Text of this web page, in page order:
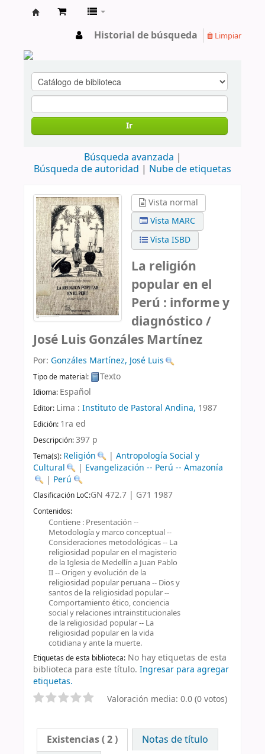
Historial de búsqueda Limpiar
Ir
Búsqueda avanzada
Búsqueda de autoridad
Nube de etiquetas
Vista normal
Vista MARC
Vista ISBD
La religión
popular en el
Perú : informe y
diagnóstico /
José Luis Gonzáles Martínez
Por: Gonzáles Martínez, José Luis
Tipo de material: Texto
Idioma: Español
Editor: Lima : Instituto de Pastoral Andina, 1987
Edición: 1ra ed
Descripción:397 p
Tema(s): Religión |Antropología Social y
Cultural
| Evangelización -- Perú -- Amazonía
| Perú
Clasificación LoC:GN 472.7 | G71 1987
Contenidos:
Contiene : Presentación --
Metodología y marco conceptual --
Consideraciones metodológicas -- La
religiosidad popular en el magisterio
de la Iglesia de Medellín a Juan Pablo
II -- Origen y evolución de la
religiosidad popular peruana -- Dios y
santos de la religiosidad popular --
Comportamiento ético, conciencia
social y relaciones intrainstitucionales
de la religiosidad popular -- La
religiosidad popular en la vida
cotidiana y ante la muerte.
Etiquetas de esta biblioteca: No hay etiquetas de esta
biblioteca para este título. Ingresar para agregar
etiquetas.
Valoración media: 0.0 (0 votos)
Existencias( 2 )
Notas de título